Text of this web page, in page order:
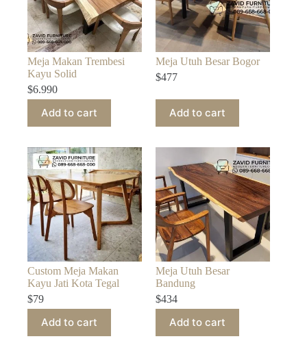
Meja Makan Trembesi
Kayu Solid
$6.990
Add to cart
Meja Utuh Besar Bogor
$477
Add to cart
Custom Meja Makan
Kayu Jati Kota Tegal
$79
Add to cart
Meja Utuh Besar
Bandung
$434
Add to cart